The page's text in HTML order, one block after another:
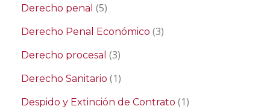
Derecho penal (5)
Derecho Penal Económico (3)
Derecho procesal (3)
Derecho Sanitario (1)
Despido y Extinción de Contrato (1)